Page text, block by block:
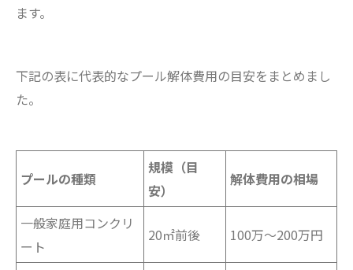
ます。
下記の表に代表的なプール解体費用の目安をまとめまし
た。
プールの種類
規模（目
安）
解体費用の相場
一般家庭用コンクリ
ート
20㎡前後 100万～200万円